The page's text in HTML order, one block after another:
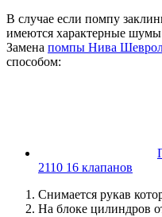
В случае если помпу
имеются характерные шумы
Замена помпы Нива
способом:
2110 16 клапанов
Снимается рукав
На блоке цилиндров